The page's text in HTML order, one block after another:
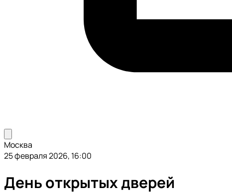
Москва
25 февраля 2026, 16:00
День открытых дверей